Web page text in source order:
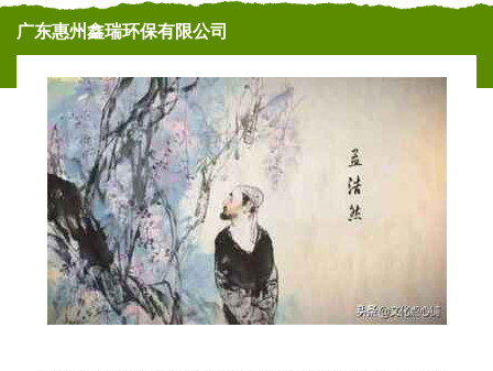
广东惠州鑫瑞环保有限公司